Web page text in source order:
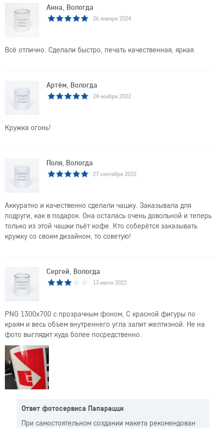
Анна, Вологда
26 января 2024
Всё отлично. Сделали быстро, печать качественная, яркая.
Артём, Вологда
24 ноября 2022
Кружка огонь!
Поля, Вологда
27 сентября 2022
Аккуратно и качественно сделали чашку. Заказывала для
подруги, как в подарок. Она осталась очень довольной и теперь
только из этой чашки пьёт кофе. Кто соберётся заказывать
кружку со своим дизайном, то советую!
Сергей, Вологда
13 июля 2022
PNG 1300x700 с прозрачным фоном, С красной фигуры по
краям и весь объем внутреннего угла залит желтизной. Не на
фото выглядит куда более посредственно.
Ответ фотосервиса Папарацци
При самостоятельном создании макета рекомендован